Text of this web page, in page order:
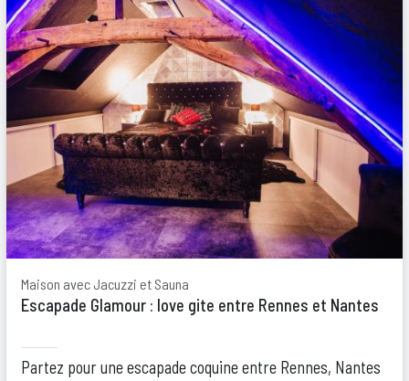
Maison avec Jacuzzi et Sauna
Escapade Glamour : love gite entre Rennes et Nantes
Partez pour une escapade coquine entre Rennes, Nantes